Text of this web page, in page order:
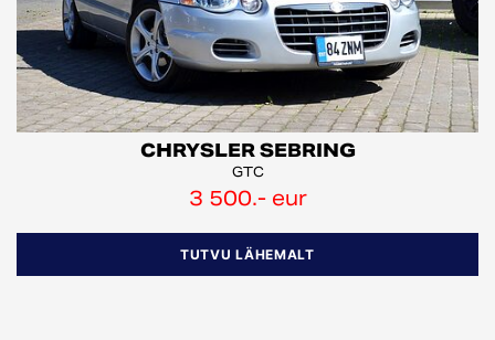
CHRYSLER SEBRING
GTC
3 500.- eur
TUTVU LÄHEMALT